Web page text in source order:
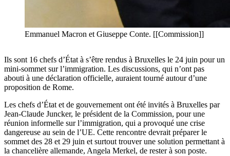
Emmanuel Macron et Giuseppe Conte. [[Commission]]
Ils sont 16 chefs d’État à s’être rendus à Bruxelles le 24 juin pour un
mini-sommet sur l’immigration. Les discussions, qui n’ont pas
abouti à une déclaration officielle, auraient tourné autour d’une
proposition de Rome.
Les chefs d’État et de gouvernement ont été invités à Bruxelles par
Jean-Claude Juncker, le président de la Commission, pour une
réunion informelle sur l’immigration, qui a provoqué une crise
dangereuse au sein de l’UE. Cette rencontre devrait préparer le
sommet des 28 et 29 juin et surtout trouver une solution permettant à
la chancelière allemande, Angela Merkel, de rester à son poste.